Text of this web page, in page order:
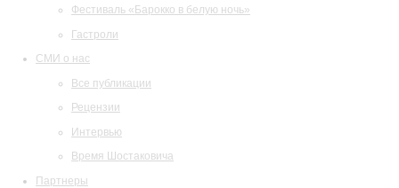
Фестиваль «Барокко в белую ночь»
Гастроли
СМИ о нас
Все публикации
Рецензии
Интервью
Время Шостаковича
Партнеры